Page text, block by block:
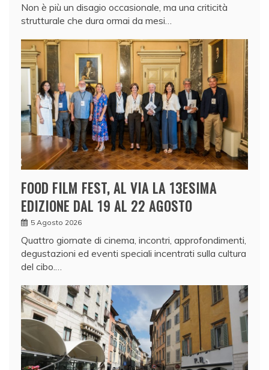
Non è più un disagio occasionale, ma una criticità
strutturale che dura ormai da mesi…
FOOD FILM FEST, AL VIA LA 13ESIMA
EDIZIONE DAL 19 AL 22 AGOSTO
5 Agosto 2026
Quattro giornate di cinema, incontri, approfondimenti,
degustazioni ed eventi speciali incentrati sulla cultura
del cibo.…